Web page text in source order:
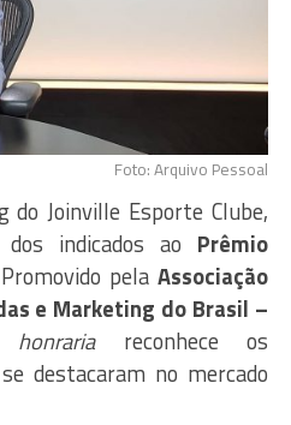
Foto: Arquivo Pessoal
Joinville Esporte Clube,
indicados ao Prêmio
pelaAssociação
e Marketing do Brasil –
honrariareconhece os
destacaram no mercado